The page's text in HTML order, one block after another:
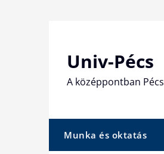
Univ-Pécs
A középpontban Pécs
Munka és oktatás